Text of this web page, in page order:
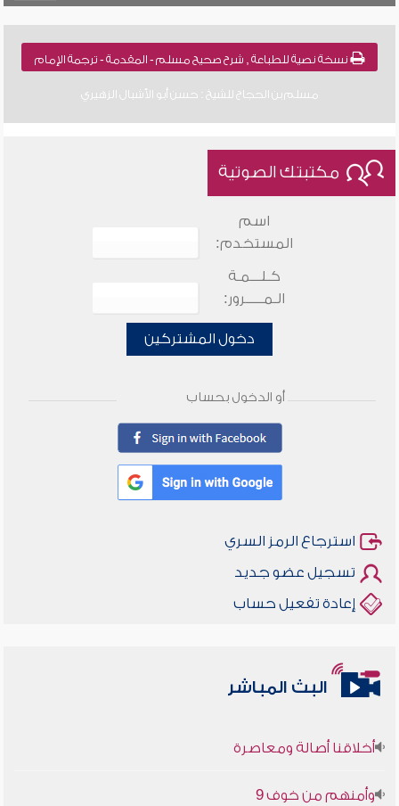
نسخة نصية للطباعة , شرح صحيح مسلم - المقدمة - ترجمة الإمام
مسلم بن الحجاج للشيخ : حسن أبو الأشبال الزهيري
مكتبتك الصوتية
اسم
المستخدم:
كـلـــمـة
الـمـــــرور:
دخول المشتركين
أو الدخول بحساب
استرجاع الرمز السري
تسجيل عضو جديد
إعادة تفعيل حساب
البث المباشر
أخلاقنا أصالة ومعاصرة
وأمنهم من خوف 9